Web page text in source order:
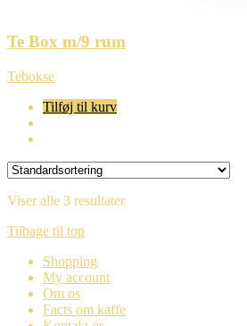
Te Box m/9 rum
Tebokse
Tilføj til kurv
Viser alle 3 resultater
Tilbage til top
Shopping
My account
Om os
Facts om kaffe